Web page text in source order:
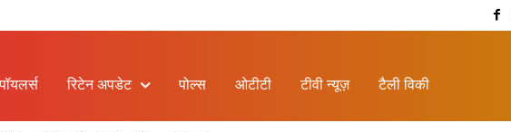
रिटेन अपडेट पोल्स ओटीटी टीवी न्यूज़ टैली विकी